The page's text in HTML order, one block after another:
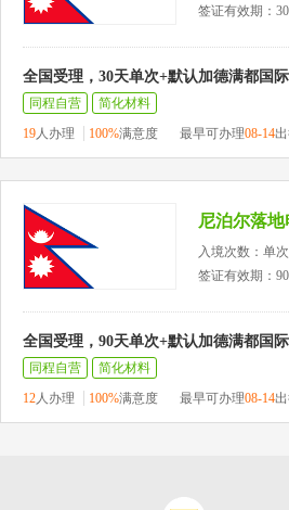
签证有效期：
全国受理，30天单次+默认加德满都国
同程自营
简化材料
19人办理 100%满意度 最早可办理08-14
尼泊尔落
入境次数：单次
签证有效期：
全国受理，90天单次+默认加德满都国
同程自营
简化材料
12人办理 100%满意度 最早可办理08-14